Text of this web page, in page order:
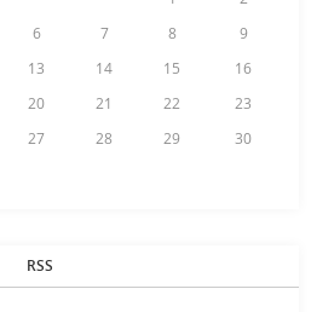
6 7 8
9
13 14 15
16
20 21 22
23
27 28 29
30
RSS